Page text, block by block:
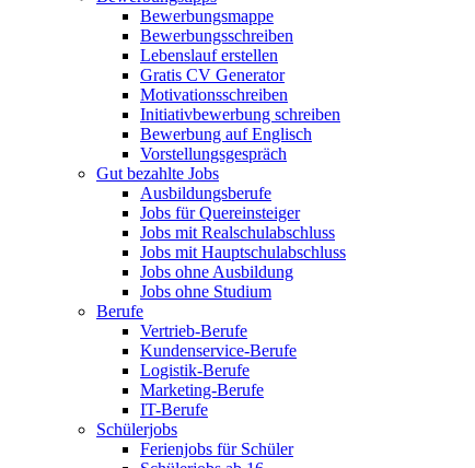
Bewerbungsmappe
Bewerbungsschreiben
Lebenslauf erstellen
Gratis CV Generator
Motivationsschreiben
Initiativbewerbung schreiben
Bewerbung auf Englisch
Vorstellungsgespräch
Gut bezahlte Jobs
Ausbildungsberufe
Jobs für Quereinsteiger
Jobs mit Realschulabschluss
Jobs mit Hauptschulabschluss
Jobs ohne Ausbildung
Jobs ohne Studium
Berufe
Vertrieb-Berufe
Kundenservice-Berufe
Logistik-Berufe
Marketing-Berufe
IT-Berufe
Schülerjobs
Ferienjobs für Schüler